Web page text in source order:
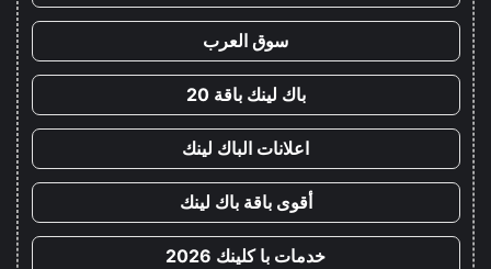
سوق العرب
باك لينك باقة 20
اعلانات الباك لينك
أقوى باقة باك لينك
خدمات با كلينك 2026